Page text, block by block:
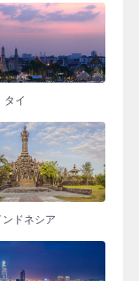
タイ
ンドネシア